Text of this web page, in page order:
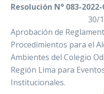
Resolución N° 083-
30/
Aprobación de
Procedimientos para el
Ambientes del Colegio
Región Lima para
Institucionales.